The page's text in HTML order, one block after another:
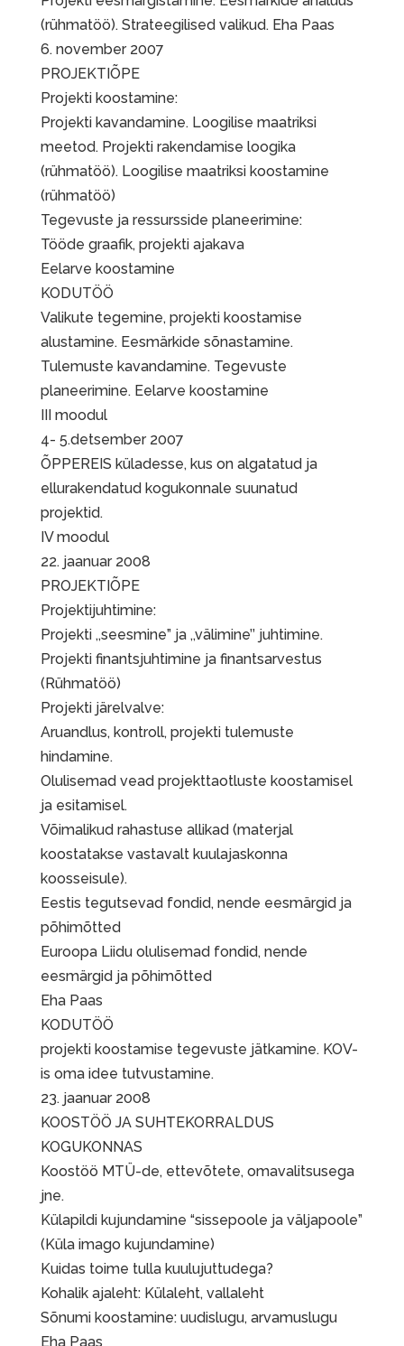
(rühmatöö). Strateegilised valikud. Eha Paas
6. november 2007
PROJEKTIÕPE
Projekti koostamine:
Projekti kavandamine. Loogilise maatriksi
meetod. Projekti rakendamise loogika
(rühmatöö). Loogilise maatriksi koostamine
(rühmatöö)
Tegevuste ja ressursside planeerimine:
Tööde graafik, projekti ajakava
Eelarve koostamine
KODUTÖÖ
Valikute tegemine, projekti koostamise
alustamine. Eesmärkide sõnastamine.
Tulemuste kavandamine. Tegevuste
planeerimine. Eelarve koostamine
III moodul
4- 5.detsember 2007
ÕPPEREIS küladesse, kus on algatatud ja
ellurakendatud kogukonnale suunatud
projektid.
IV moodul
22. jaanuar 2008
PROJEKTIÕPE
Projektijuhtimine:
Projekti ,,seesmine” ja ,,välimine’’ juhtimine.
Projekti finantsjuhtimine ja finantsarvestus
(Rühmatöö)
Projekti järelvalve:
Aruandlus, kontroll, projekti tulemuste
hindamine.
Olulisemad vead projekttaotluste koostamisel
ja esitamisel.
Võimalikud rahastuse allikad (materjal
koostatakse vastavalt kuulajaskonna
koosseisule).
Eestis tegutsevad fondid, nende eesmärgid ja
põhimõtted
Euroopa Liidu olulisemad fondid, nende
eesmärgid ja põhimõtted
Eha Paas
KODUTÖÖ
projekti koostamise tegevuste jätkamine. KOV-
is oma idee tutvustamine.
23. jaanuar 2008
KOOSTÖÖ JA SUHTEKORRALDUS
KOGUKONNAS
Koostöö MTÜ-de, ettevõtete, omavalitsusega
jne.
Külapildi kujundamine “sissepoole ja väljapoole”
(Küla imago kujundamine)
Kuidas toime tulla kuulujuttudega?
Kohalik ajaleht: Külaleht, vallaleht
Sõnumi koostamine: uudislugu, arvamuslugu
Eha Paas